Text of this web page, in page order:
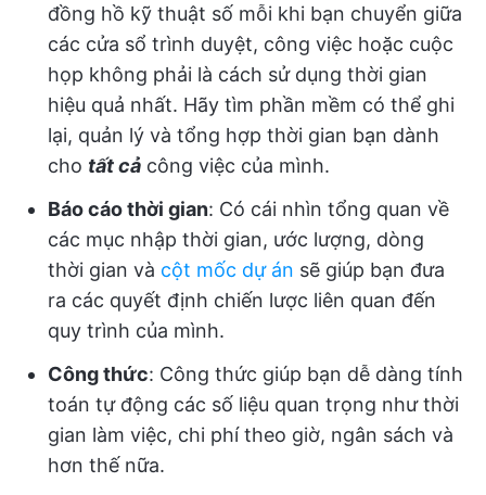
đồng hồ kỹ thuật số mỗi khi bạn chuyển giữa
các cửa sổ trình duyệt, công việc hoặc cuộc
họp không phải là cách sử dụng thời gian
hiệu quả nhất. Hãy tìm phần mềm có thể ghi
lại, quản lý và tổng hợp thời gian bạn dành
cho tất cả công việc của mình.
Báo cáo thời gian: Có cái nhìn tổng quan về
các mục nhập thời gian, ước lượng, dòng
thời gian và cột mốc dự án sẽ giúp bạn đưa
ra các quyết định chiến lược liên quan đến
quy trình của mình.
Công thức: Công thức giúp bạn dễ dàng tính
toán tự động các số liệu quan trọng như thời
gian làm việc, chi phí theo giờ, ngân sách và
hơn thế nữa.